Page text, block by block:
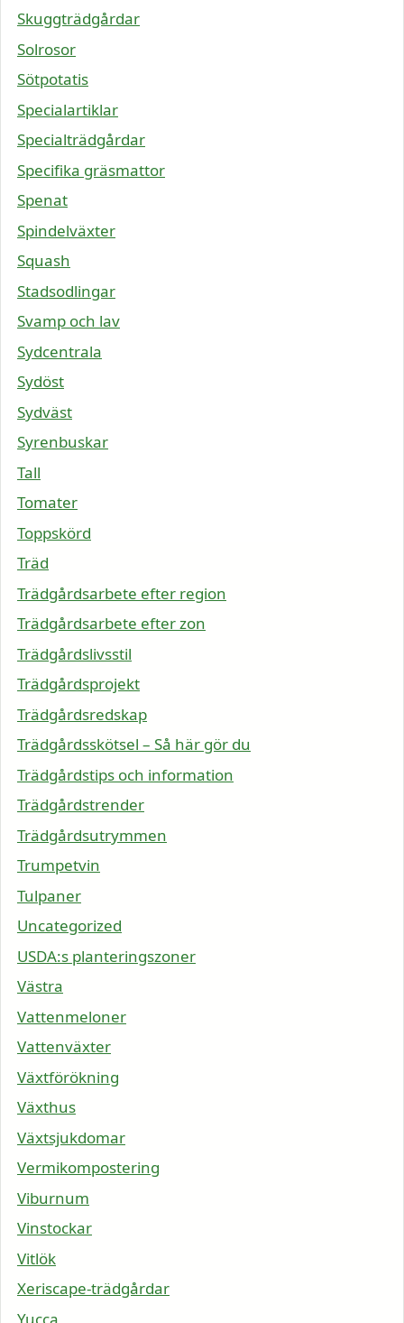
Skuggträdgårdar
Solrosor
Sötpotatis
Specialartiklar
Specialträdgårdar
Specifika gräsmattor
Spenat
Spindelväxter
Squash
Stadsodlingar
Svamp och lav
Sydcentrala
Sydöst
Sydväst
Syrenbuskar
Tall
Tomater
Toppskörd
Träd
Trädgårdsarbete efter region
Trädgårdsarbete efter zon
Trädgårdslivsstil
Trädgårdsprojekt
Trädgårdsredskap
Trädgårdsskötsel – Så här gör du
Trädgårdstips och information
Trädgårdstrender
Trädgårdsutrymmen
Trumpetvin
Tulpaner
Uncategorized
USDA:s planteringszoner
Västra
Vattenmeloner
Vattenväxter
Växtförökning
Växthus
Växtsjukdomar
Vermikompostering
Viburnum
Vinstockar
Vitlök
Xeriscape-trädgårdar